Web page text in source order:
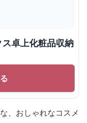
卓上化粧品収納
、おしゃれなコスメ